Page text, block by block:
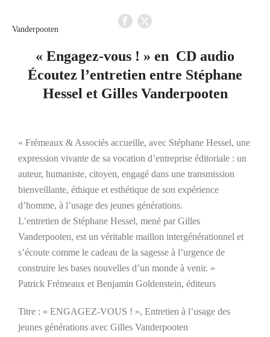
« Engagez-vous ! » en CD audio
Écoutez l’entretien entre Stéphane
Hessel et Gilles Vanderpooten
« Frémeaux & Associés accueille, avec Stéphane Hessel, une
expression vivante de sa vocation d’entreprise éditoriale : un
auteur, humaniste, citoyen, engagé dans une transmission
bienveillante, éthique et esthétique de son expérience
d’homme, à l’usage des jeunes générations.
L’entretien de Stéphane Hessel, mené par Gilles
Vanderpooten, est un véritable maillon intergénérationnel et
s’écoute comme le cadeau de la sagesse à l’urgence de
construire les bases nouvelles d’un monde à venir. »
Patrick Frémeaux et Benjamin Goldenstein, éditeurs
Titre : « ENGAGEZ-VOUS ! », Entretien à l’usage des
jeunes générations avec Gilles Vanderpooten